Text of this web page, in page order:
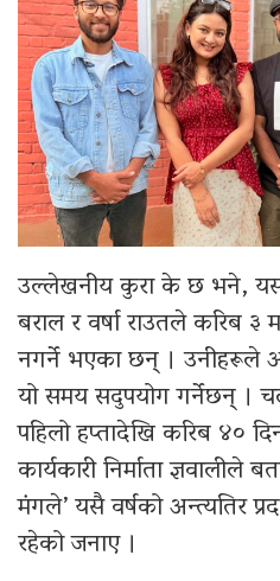
उल्लेखनीय कुरा के छ भने, यस
बराल र वर्षा राउतले करिब ३
नगर्ने भएका छन् । उनीहरूले
यो समय सदुपयोग गर्नेछन् ।
पहिलो हप्तादेखि करिब ४०
कार्यकारी निर्माता
मंगले’ यसै वर्षको अन्त्यतिर
रहेको जनाए ।